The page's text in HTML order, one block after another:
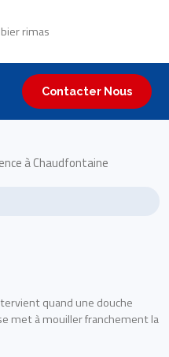
Contacter Nous
à Chaudfontaine
quand une douche
met à mouiller franchement la